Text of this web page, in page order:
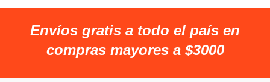
$
$
Envíos gratis a todo el país en
compras mayores a $3000